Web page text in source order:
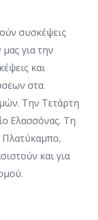
συσκέψεις
για την
και
στα
Την Τετάρτη
Ελασσόνας. Τη
Πλατύκαμπο,
και για